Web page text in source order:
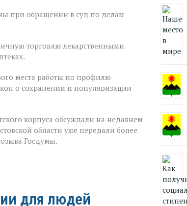
при обращении в суд по делам
торговлю лекарственными
места работы по профилю
о сохранении и популяризации
корпуса обсуждали на недавнем
области уже передали более
Госдумы.
для людей